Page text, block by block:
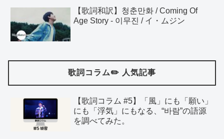
【歌詞和訳】청춘만화 / Coming Of
Age Story - 이무진 / イ・ムジン
歌詞コラム✏️ 人気記事
【歌詞コラム #5】「風」にも「願い」
にも「浮気」にもなる、“바람”の語源
を調べてみた。